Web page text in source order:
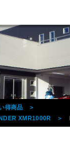
得商品
XMR1000R